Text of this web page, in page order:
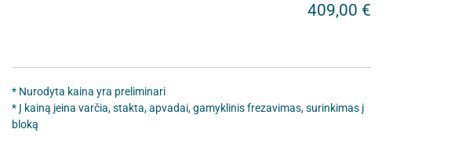
409,00 €
* Nurodyta kaina yra preliminari
* Į kainą įeina varčia, stakta, apvadai, gamyklinis frezavimas, surinkimas į
bloką